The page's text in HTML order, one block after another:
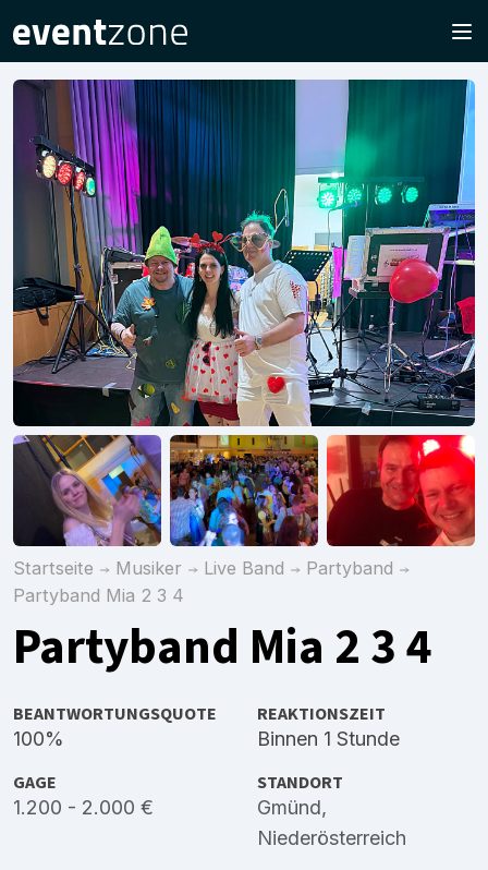
Startseite Musiker Live Band
Partyband
Partyband Mia 2 3 4
Partyband Mia 2 3 4
BEANTWORTUNGSQUOTE
100%
REAKTIONSZEIT
Binnen 1 Stunde
GAGE
1.200 - 2.000 €
STANDORT
Gmünd,
Niederösterreich